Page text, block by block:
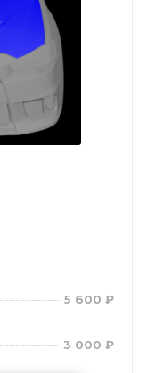
5 600 ₽
3 000 ₽